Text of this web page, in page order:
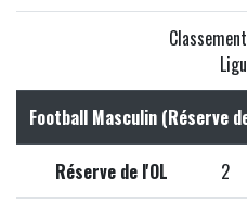
Football Masculin (Réserve
Réserve de l'OL 2